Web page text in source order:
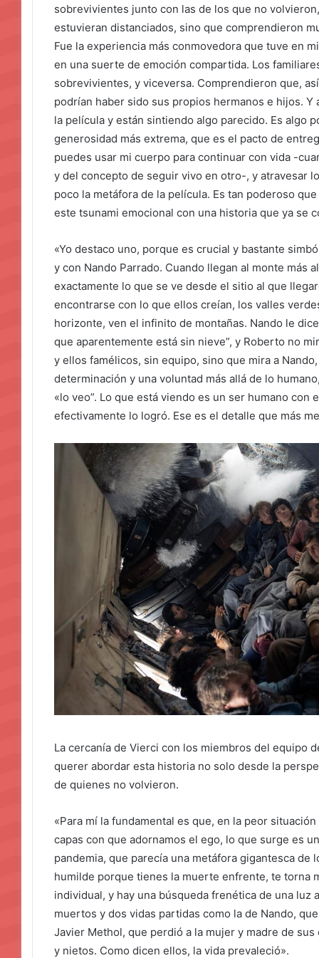
sobrevivientes junto con las de los que no
estuvieran distanciados, sino que comprendieron
Fue la experiencia más conmovedora que tuve en
en una suerte de emoción compartida. Los
sobrevivientes, y viceversa. Comprendieron que,
podrían haber sido sus propios hermanos e hijos.
la película y están sintiendo algo parecido. Es algo
generosidad más extrema, que es el pacto de
puedes usar mi cuerpo para continuar con vida -
y del concepto de seguir vivo en otro-, y atravesar
poco la metáfora de la película. Es tan poderoso
este tsunami emocional con una historia que ya se
«Yo destaco uno, porque es crucial y bastante
y con Nando Parrado. Cuando llegan al monte más
exactamente lo que se ve desde el sitio al que
encontrarse con lo que ellos creían, los valles
horizonte, ven el infinito de montañas. Nando le
que aparentemente está sin nieve”, y Roberto no
y ellos famélicos, sin equipo, sino que mira a
determinación y una voluntad más allá de lo
«lo veo”. Lo que está viendo es un ser humano con
efectivamente lo logró. Ese es el detalle que más
La cercanía de Vierci con los miembros del equipo
querer abordar esta historia no solo desde la
de quienes no volvieron.
«Para mí la fundamental es que, en la peor
capas con que adornamos el ego, lo que surge es
pandemia, que parecía una metáfora gigantesca de
humilde porque tienes la muerte enfrente, te torna
individual, y hay una búsqueda frenética de una luz
muertos y dos vidas partidas como la de Nando,
Javier Methol, que perdió a la mujer y madre de
y nietos. Como dicen ellos, la vida prevaleció».